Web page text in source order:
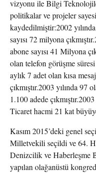
vizyonu ile Bilgi
politikalar ve projeler
kaydedilmiştir:2002
sayısı 72 milyona
abone sayısı 41 Milyona
olan telefon görüşme
aylık 7 adet olan kısa
çıkmıştır.2003 yılında 97
1.100 adede
Ticaret hacmi 21 kat
Kasım 2015’deki genel
Milletvekili seçildi ve 64.
Denizcilik ve Haberleşme
yapılan olağanüstü